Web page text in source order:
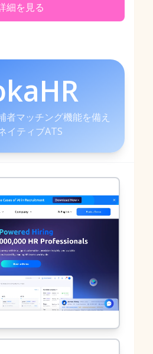
細を見る
者マッチング機能を備え
イティブATS